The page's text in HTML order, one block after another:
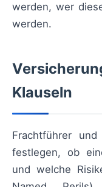
werden, wer
werden.
Klauseln
Frachtführer
festlegen, ob
und welche